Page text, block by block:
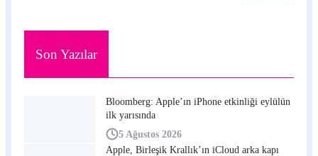
Son Yazılar
Bloomberg: Apple’ın iPhone etkinliği eylülün
ilk yarısında
5 Ağustos 2026
Apple, Birleşik Krallık’ın iCloud arka kapı